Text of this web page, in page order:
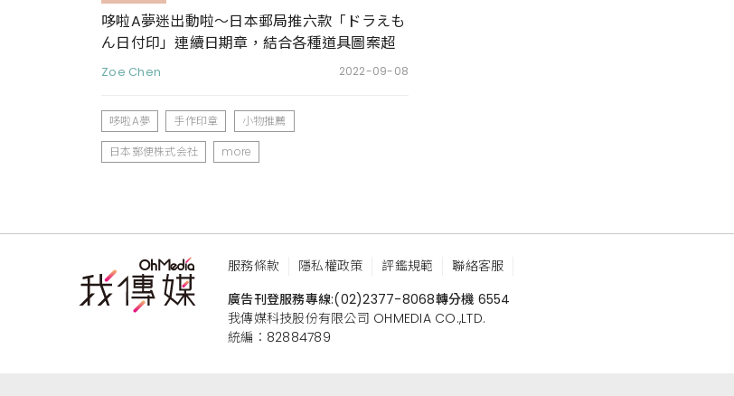
哆啦A夢迷出動啦～日本郵局推六款「ドラえも
ん日付印」連續日期章，結合各種道具圖案超
可愛
Zoe Chen 2022-09-08
哆啦A夢 手作印章
小物推薦
日本郵便株式会社
more
服務條款 隱私權政策 評鑑規範
聯絡客服
廣告刊登服務專線:(02)2377-8068轉分機 6554
我傳媒科技股份有限公司 OHMEDIA CO.,LTD.
統編：82884789